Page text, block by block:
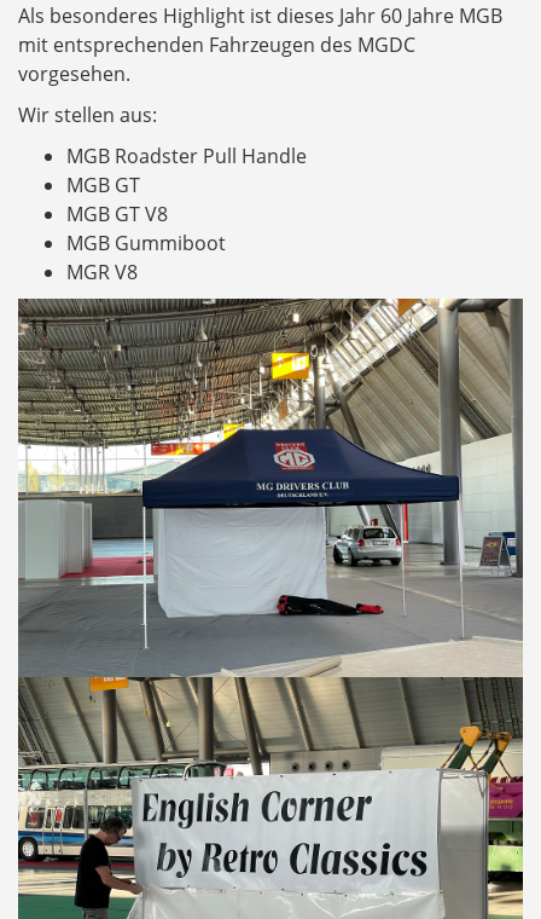
Als besonderes Highlight ist dieses Jahr 60 Jahre MGB
mit entsprechenden Fahrzeugen des MGDC
vorgesehen.
Wir stellen aus:
MGB Roadster Pull Handle
MGB GT
MGB GT V8
MGB Gummiboot
MGR V8